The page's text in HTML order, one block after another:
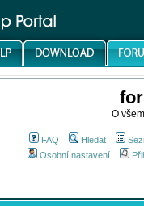
O
FAQ Hledat
Osobní nastavení